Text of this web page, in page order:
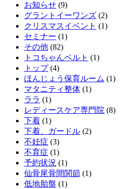
お知らせ (9)
グラントイーワンズ (2)
クリスマスイベント (1)
セミナー (1)
その他 (82)
トコちゃんベルト (1)
トップ(4)
ほんじょう保育ルーム (1)
マタニティ整体 (1)
ララ (1)
レディースケア専門院 (8)
下着 (1)
下着、ガードル (2)
不妊症 (3)
不育症 (1)
予約状況 (1)
仙骨尾骨間関節 (1)
低地胎盤 (1)